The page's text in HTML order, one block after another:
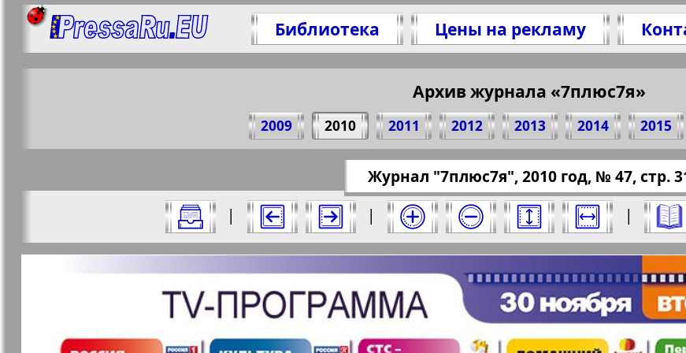
Библиотека Цены на рекламу
Архив журнала «7плюс7я»
2009 2010 2011 2012 2013 2014 2015
Все номера журнала "7плюс7я" за 2010 год. Выберите номер и нажмите на
Журнал "7плюс7я", 2010 год, № 47, стр.
|
| |
Страницы журнала "7плюс7я". Номер: 47, 2010 год. Выберите
1 2 3 4
Отправить
Поделитесь 31 стр. журнала "7плюс7я", № 47,
(Нажмите, чтобы скопировать ссылку)
https://pressaru.eu/?pub=7-plus-
Апельсин
Баден-
Берлинский
Все